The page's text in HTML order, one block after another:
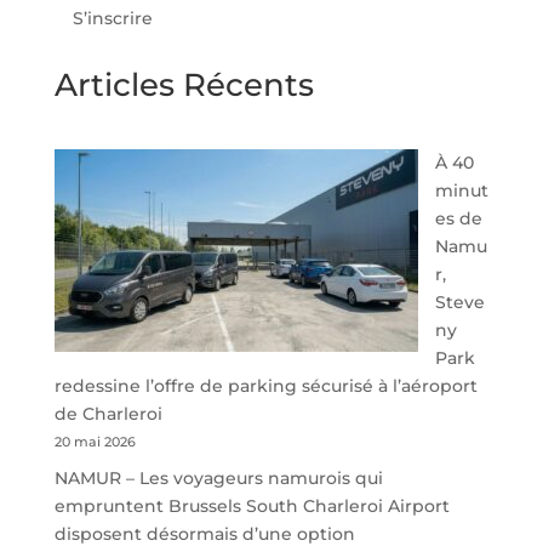
S’inscrire
Articles Récents
À 40
minut
es de
Namu
r,
Steve
ny
Park
redessine l’offre de parking sécurisé à l’aéroport
de Charleroi
20 mai 2026
NAMUR – Les voyageurs namurois qui
empruntent Brussels South Charleroi Airport
disposent désormais d’une option